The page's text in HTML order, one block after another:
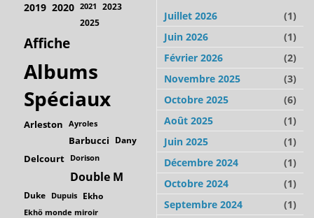
2019 2020 2021 2023
2025
Affiche
Albums
Spéciaux
Arleston Ayroles
Barbucci Dany
Delcourt Dorison
Double M
Duke Dupuis Ekho
Ekhö monde miroir
Juillet 2026
(1)
Juin 2026
(1)
Février 2026
(2)
Novembre 2025
(3)
Octobre 2025
(6)
Août 2025
(1)
Juin 2025
(1)
Décembre 2024
(1)
Octobre 2024
(1)
Septembre 2024
(1)